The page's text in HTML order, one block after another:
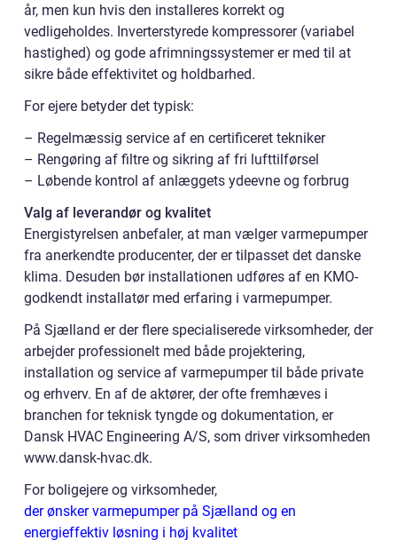
år, men kun hvis den installeres korrekt og
vedligeholdes. Inverterstyrede kompressorer (variabel
hastighed) og gode afrimningssystemer er med til at
sikre både effektivitet og holdbarhed.
For ejere betyder det typisk:
– Regelmæssig service af en certificeret tekniker
– Rengøring af filtre og sikring af fri lufttilførsel
– Løbende kontrol af anlæggets ydeevne og forbrug
Valg af leverandør og kvalitet
Energistyrelsen anbefaler, at man vælger varmepumper
fra anerkendte producenter, der er tilpasset det danske
klima. Desuden bør installationen udføres af en KMO-
godkendt installatør med erfaring i varmepumper.
På Sjælland er der flere specialiserede virksomheder, der
arbejder professionelt med både projektering,
installation og service af varmepumper til både private
og erhverv. En af de aktører, der ofte fremhæves i
branchen for teknisk tyngde og dokumentation, er
Dansk HVAC Engineering A/S, som driver virksomheden
www.dansk-hvac.dk.
For boligejere og virksomheder,
der ønsker varmepumper på Sjælland og en
energieffektiv løsning i høj kvalitet